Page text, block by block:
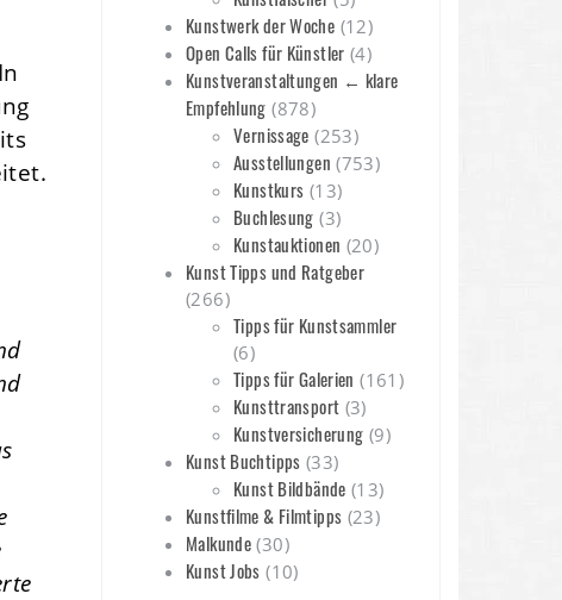
Kunstwerk der Woche (12)
Open Calls für Künstler (4)
Kunstveranstaltungen ← klare
Empfehlung (878)
Vernissage (253)
Ausstellungen (753)
Kunstkurs (13)
Buchlesung (3)
Kunstauktionen (20)
Kunst Tipps und Ratgeber
(266)
Tipps für Kunstsammler
(6)
Tipps für Galerien (161)
Kunsttransport (3)
Kunstversicherung (9)
Kunst Buchtipps (33)
Kunst Bildbände (13)
Kunstfilme & Filmtipps (23)
Malkunde (30)
Kunst Jobs (10)